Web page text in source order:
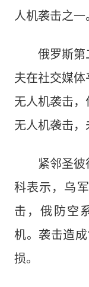
人机袭击之一
俄罗斯第
夫在社交媒
无人机袭击
无人机袭击，
紧邻圣彼得
科表示，乌
击，俄防空
机。袭击造
损。